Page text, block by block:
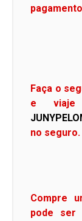
Faça o
e viaje
no seguro.
Compre
pode ser